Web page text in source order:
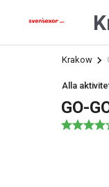
Krakow
Alla
GO-